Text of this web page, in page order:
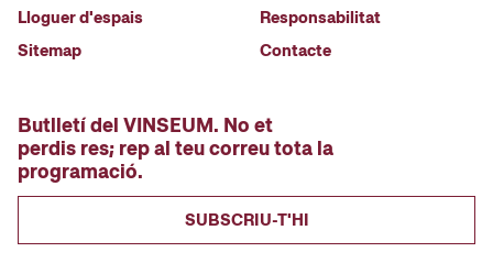
Lloguer d'espais
Sitemap
Responsabilitat
Contacte
Butlletí del VINSEUM. No et
perdis res; rep al teu correu tota la
programació.
SUBSCRIU-T'HI